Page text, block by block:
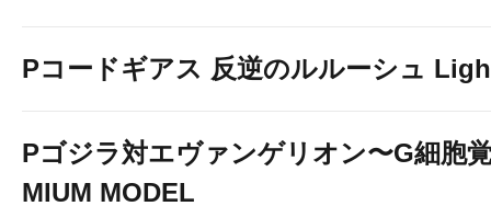
Pコードギアス 反逆のルルーシュ
Pゴジラ対エヴァンゲリオン〜G細胞
MIUM MODEL